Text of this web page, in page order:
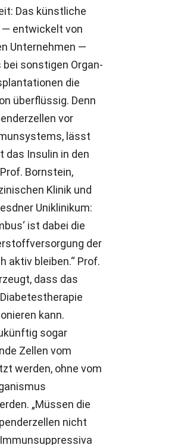
Das künstliche
entwickelt von
Unternehmen ―
sonstigen Organ-
die
überflüssig. Denn
vor
lässt
das Insulin in den
Bornstein,
Klinik und
Uniklinikum:
ist dabei die
der
aktiv bleiben.“ Prof.
dass das
kann.
sogar
Zellen vom
werden, ohne vom
„Müssen die
nicht